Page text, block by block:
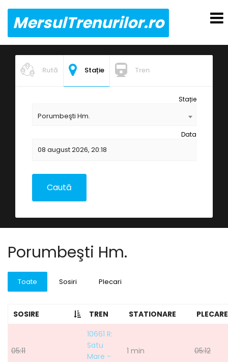
MersulTrenurilor.ro
Rută Stație Tren
Stație
Porumbeşti Hm.
Data
Porumbeşti Hm.
Toate Sosiri Plecari
SOSIRE TREN STATIONARE PLECARE
05:11
10661 R:
Satu
Mare -
1 min 05:12